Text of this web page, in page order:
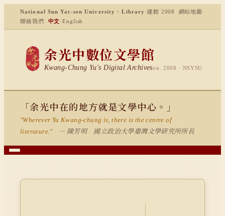
National Sun Yat-sen University · Library ·建館 2008 網站地圖 ·
聯絡我們
中文·English
余光中數位文學館
Kwang-Chung Yu's Digital Archivesest. 2008 · NSYSU
「余光中在的地方就是文學中心。」
"Wherever Yu Kwang-chung is, there is the centre of
literature."
— 陳芳明 國立政治大學臺灣文學研究所所長